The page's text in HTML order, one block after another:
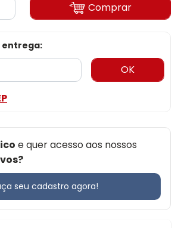
Comprar
entrega:
OK
e quer acesso aos nossos
seu cadastro agora!